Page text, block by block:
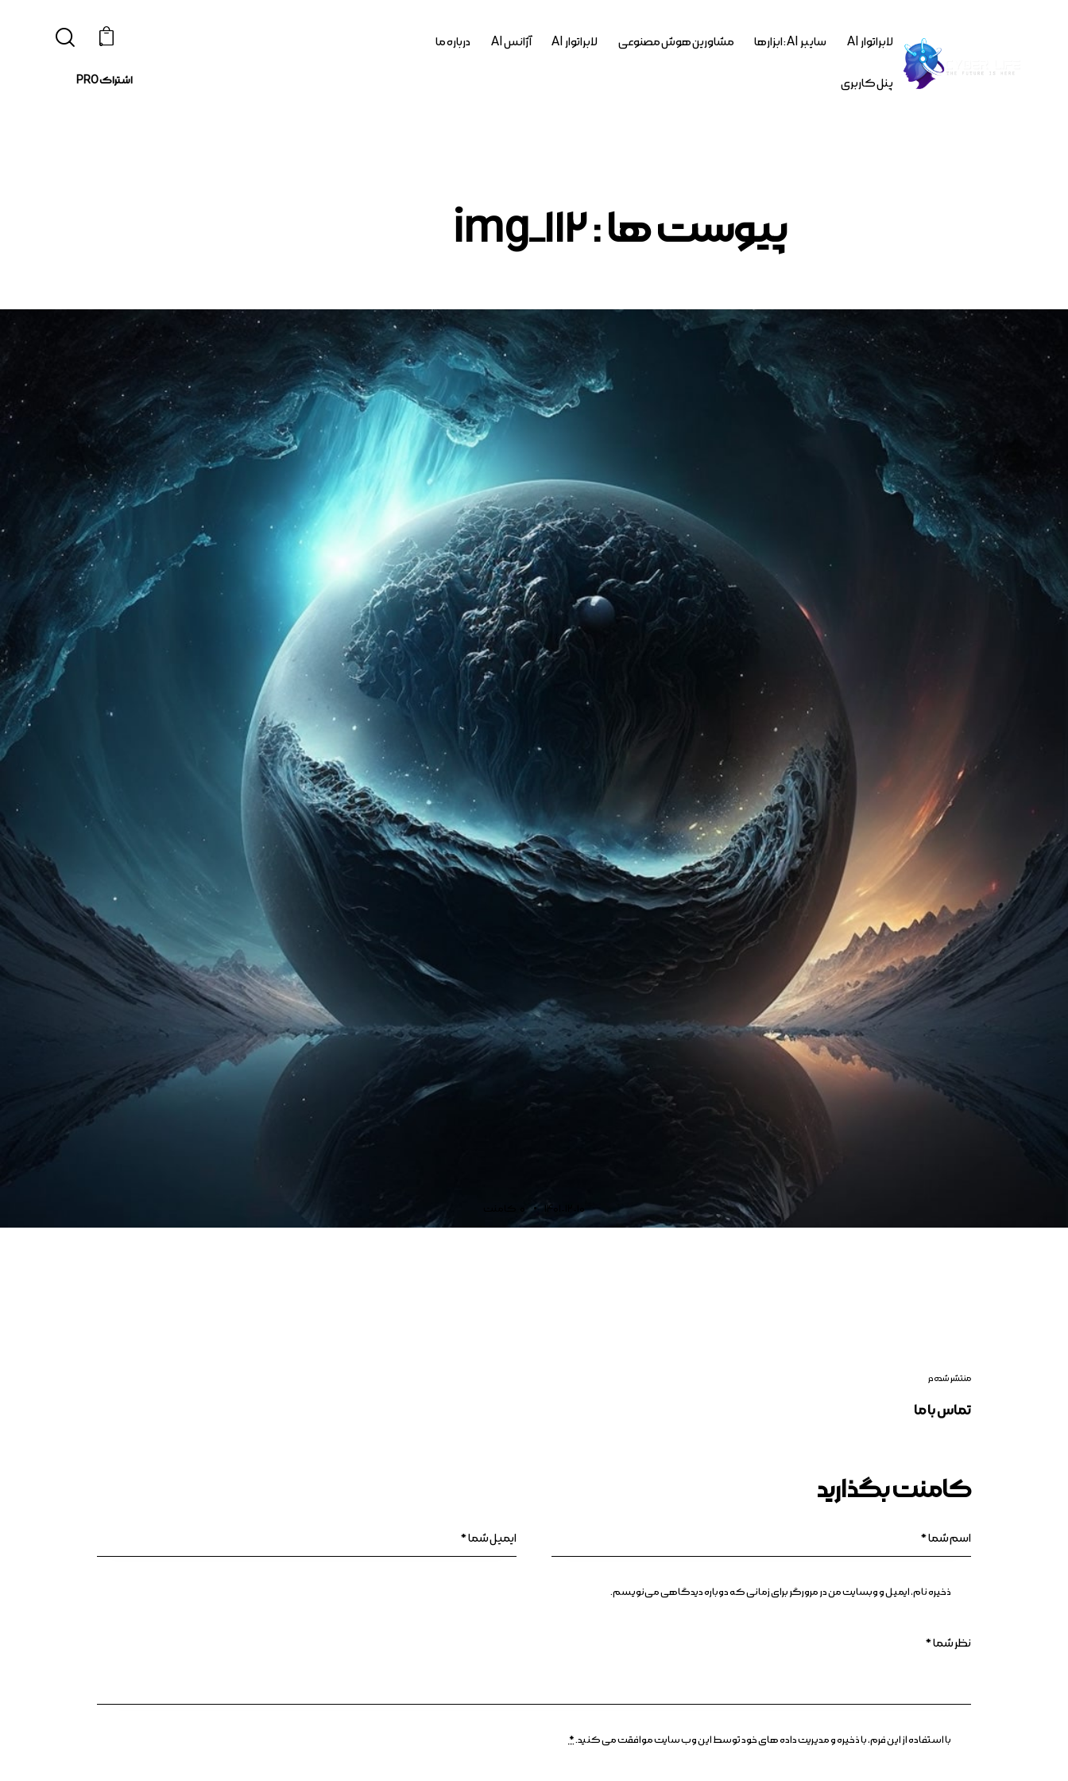
لابراتوار AI سایبر AI : ابزارها مشاورین هوش مصنوعی لابراتوار AI آژانس AI درباره ما
پنل کاربری
0
اشتراک PRO
پیوست ها : img_112
1401-12-10
منتشر شده در
تماس با ما
کامنت بگذارید
ذخیره نام، ایمیل و وبسایت من در مرورگر برای زمانی که دوباره دیدگاهی می‌نویسم.
با استفاده از این فرم، با ذخیره و مدیریت داده های خود توسط این وب سایت موافقت می کنید.*